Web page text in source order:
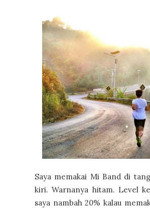
Saya memakai Mi Band di
kiri. Warnanya hitam. Level
saya nambah 20% kalau